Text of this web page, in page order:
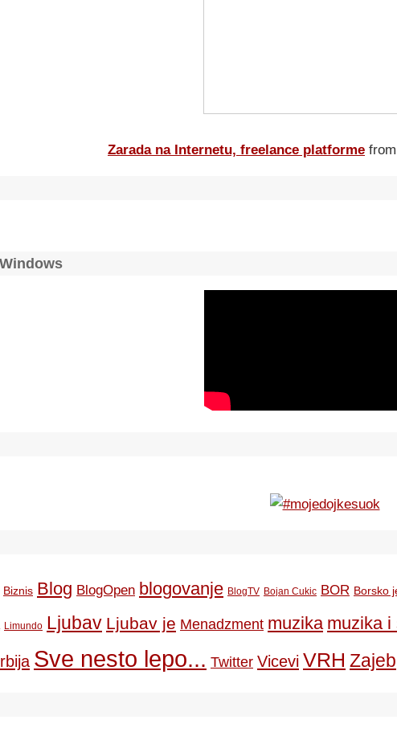
Zarada na Internetu, freelance platforme from
Biznis Blog BlogOpen blogovanje BlogTV Bojan Cukic BOR Borsko
Limundo Ljubav Ljubav je Menadzment muzika muzika i
Sve nesto lepo... Twitter Vicevi VRH Zajeb